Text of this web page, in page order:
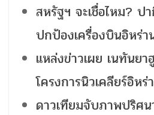
สหรัฐฯ จะเชื่อไหม? ป
ปกป้องเครื่องบินอิหร่า
แหล่งข่าวเผย เนทันย
โครงการนิวเคลียร์อิหร่
ดาวเทียมจับภาพปริศ